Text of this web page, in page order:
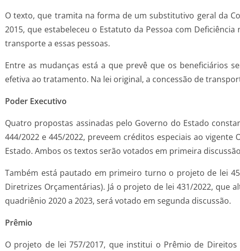
O texto, que tramita na forma de um substitutivo geral da
2015, que estabeleceu o Estatuto da Pessoa com
transporte a essas pessoas.
Entre as mudanças está a que prevê que os beneficiários
efetiva ao tratamento. Na lei original, a concessão de
Poder Executivo
Quatro propostas assinadas pelo Governo do Estado
444/2022 e 445/2022, preveem créditos especiais ao
Estado. Ambos os textos serão votados em primeira
Também está pautado em primeiro turno o projeto de lei
Diretrizes Orçamentárias). Já o projeto de lei 431/2022, que
quadriênio 2020 a 2023, será votado em segunda discussão.
Prêmio
O projeto de lei 757/2017, que institui o Prêmio de